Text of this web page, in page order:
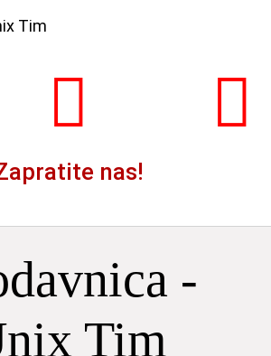
Tim
nas!
-
Tim